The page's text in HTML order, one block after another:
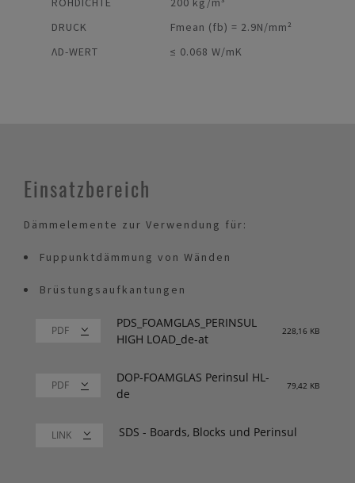
DRUCK
Fmean (fb) = 2.9N/mm²
ΛD-WERT
≤ 0.068 W/mK
Einsatzbereich
Dämmelemente zur Verwendung für:
Fuppunktdämmung von Wänden
Brüstungsaufkantungen
PDS_FOAMGLAS_PERINSUL
HIGH LOAD_de-at
228,16 KB
DOP-FOAMGLAS Perinsul HL-
de
79,42 KB
LINK SDS - Boards, Blocks und Perinsul